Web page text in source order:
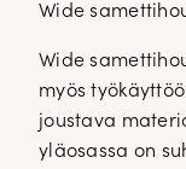
Wide
Wide
myös
joustava
yläosassa on